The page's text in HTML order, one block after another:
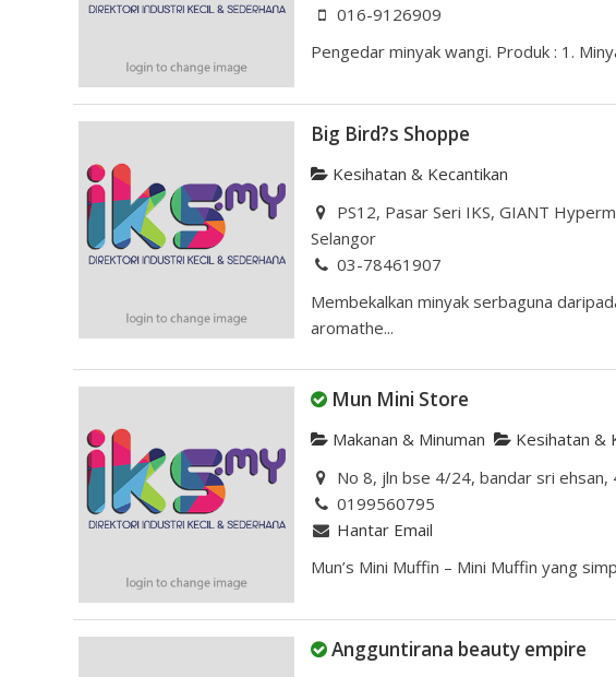
016-9126909
Pengedar minyak wangi. Produk : 1.
Big Bird?s Shoppe
Kesihatan & Kecantikan
PS12, Pasar Seri IKS, GIANT
Selangor
03-78461907
Membekalkan minyak serbaguna
aromathe...
Mun Mini Store
Makanan & Minuman Kesihatan &
No 8, jln bse 4/24, bandar sri
0199560795
Hantar Email
Mun’s Mini Muffin – Mini Muffin yang
Angguntirana beauty empire